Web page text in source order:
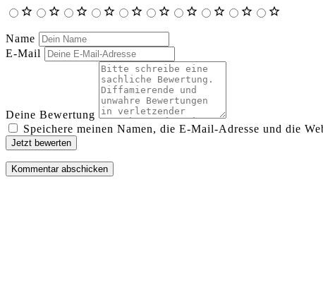
Name
E-Mail
Deine Bewertung
Speichere meinen Namen, die E-Mail-Adresse und die
Jetzt bewerten